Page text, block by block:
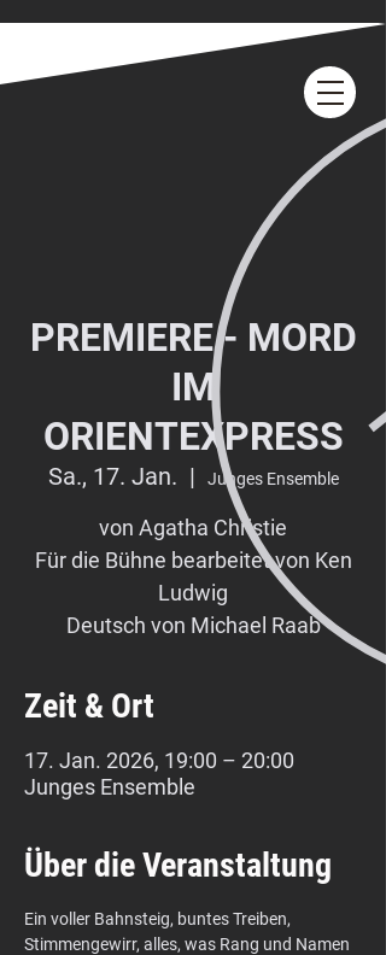
PREMIERE - MORD
IM
ORIENTEXPRESS
Sa., 17. Jan.
  |
Junges Ensemble
von Agatha Christie
Für die Bühne bearbeitet von Ken
Ludwig
Deutsch von Michael Raab
Zeit & Ort
17. Jan. 2026, 19:00 – 20:00
Junges Ensemble
Über die Veranstaltung
Ein voller Bahnsteig, buntes Treiben,
Stimmengewirr, alles, was Rang und Namen